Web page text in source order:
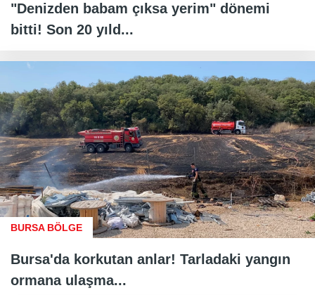
"Denizden babam çıksa yerim" dönemi
bitti! Son 20 yıld...
BURSA BÖLGE
Bursa'da korkutan anlar! Tarladaki yangın
ormana ulaşma...